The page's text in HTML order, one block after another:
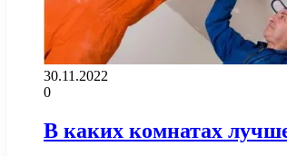
30.11.2022
0
В каких комнатах